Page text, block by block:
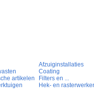
Afzuiginstallaties
Coating
artikelen
Filters en ...
Hek- en